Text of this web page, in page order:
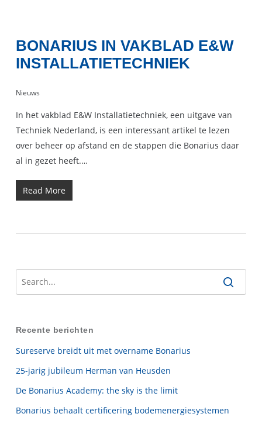
BONARIUS IN VAKBLAD E&W
INSTALLATIETECHNIEK
Nieuws
In het vakblad E&W Installatietechniek, een uitgave van
Techniek Nederland, is een interessant artikel te lezen
over beheer op afstand en de stappen die Bonarius daar
al in gezet heeft.…
Read More
Recente berichten
Sureserve breidt uit met overname Bonarius
25-jarig jubileum Herman van Heusden
De Bonarius Academy: the sky is the limit
Bonarius behaalt certificering bodemenergiesystemen